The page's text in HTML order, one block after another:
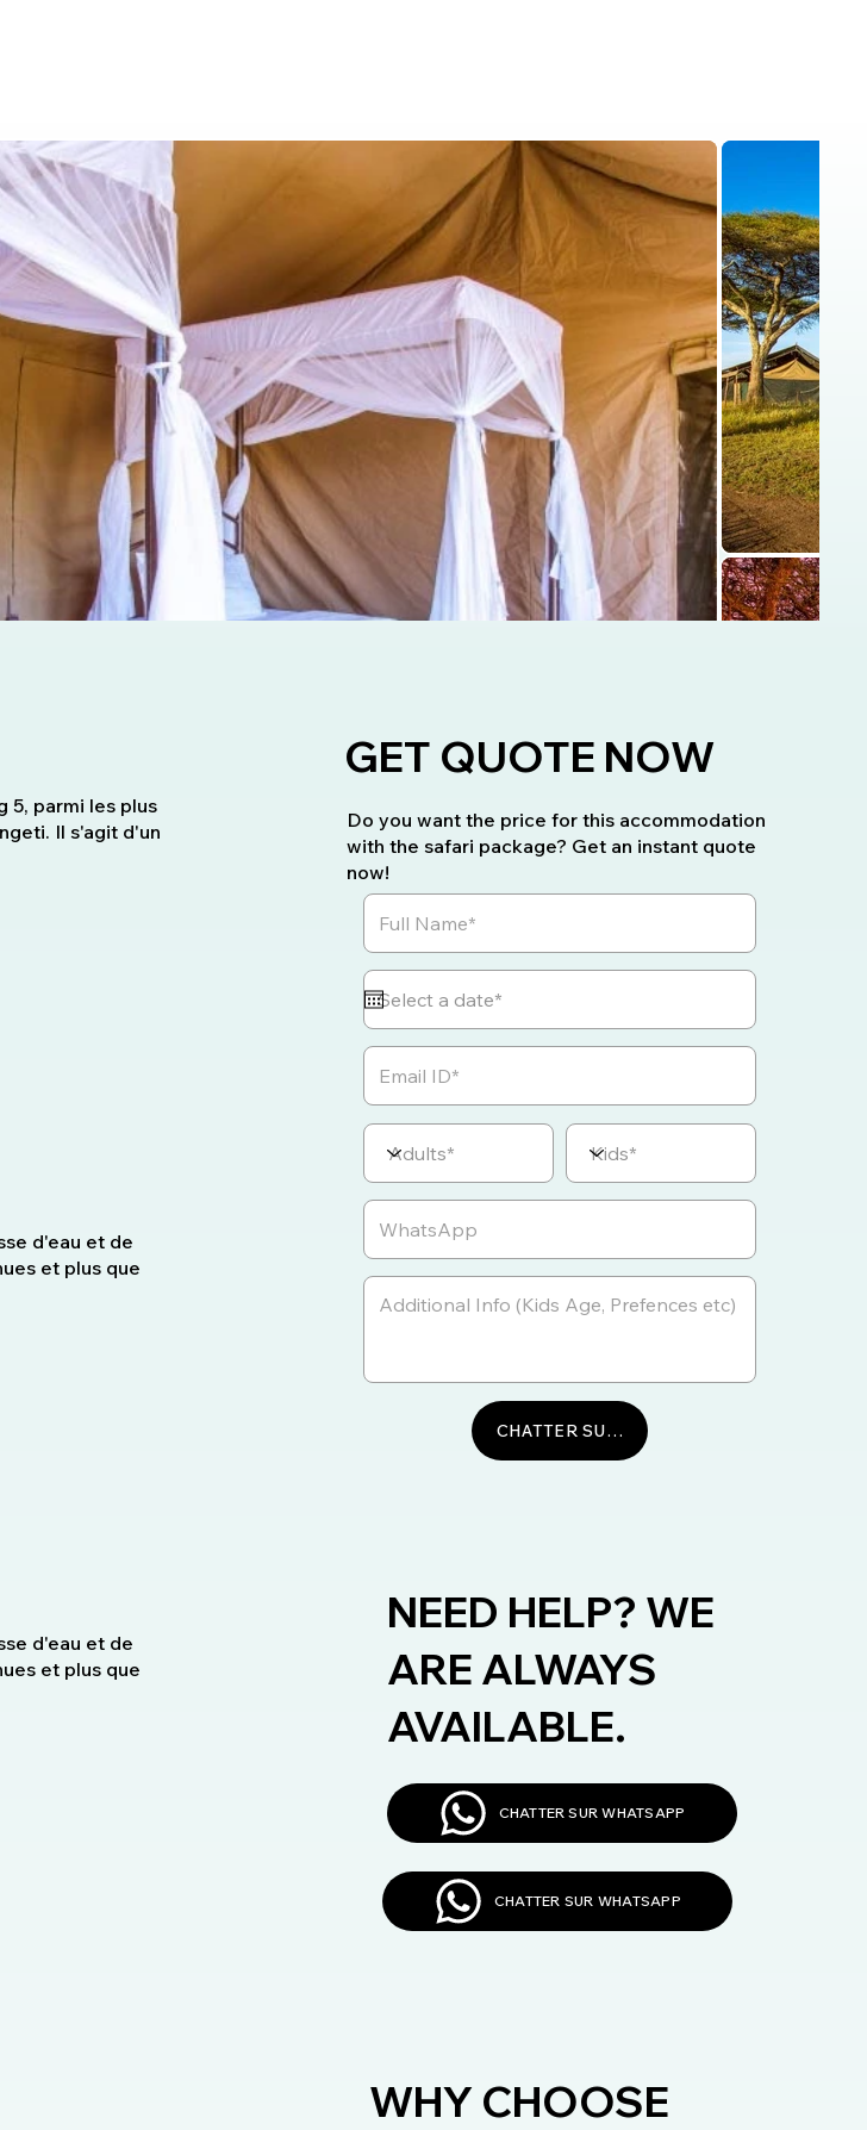
5, parmi les plus
Il s'agit d'un
d'eau et de
et plus que
d'eau et de
et plus que
GET QUOTE NOW
Do you want the price for this accommodation
with the safari package? Get an instant quote
now!
CHATTER SUR WHATSAPP
NEED HELP? WE
ARE ALWAYS
AVAILABLE.
CHATTER SUR WHATSAPP
CHATTER SUR WHATSAPP
WHY CHOOSE